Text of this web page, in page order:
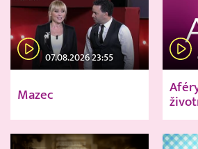
07.08.2026 23:55
Mazec